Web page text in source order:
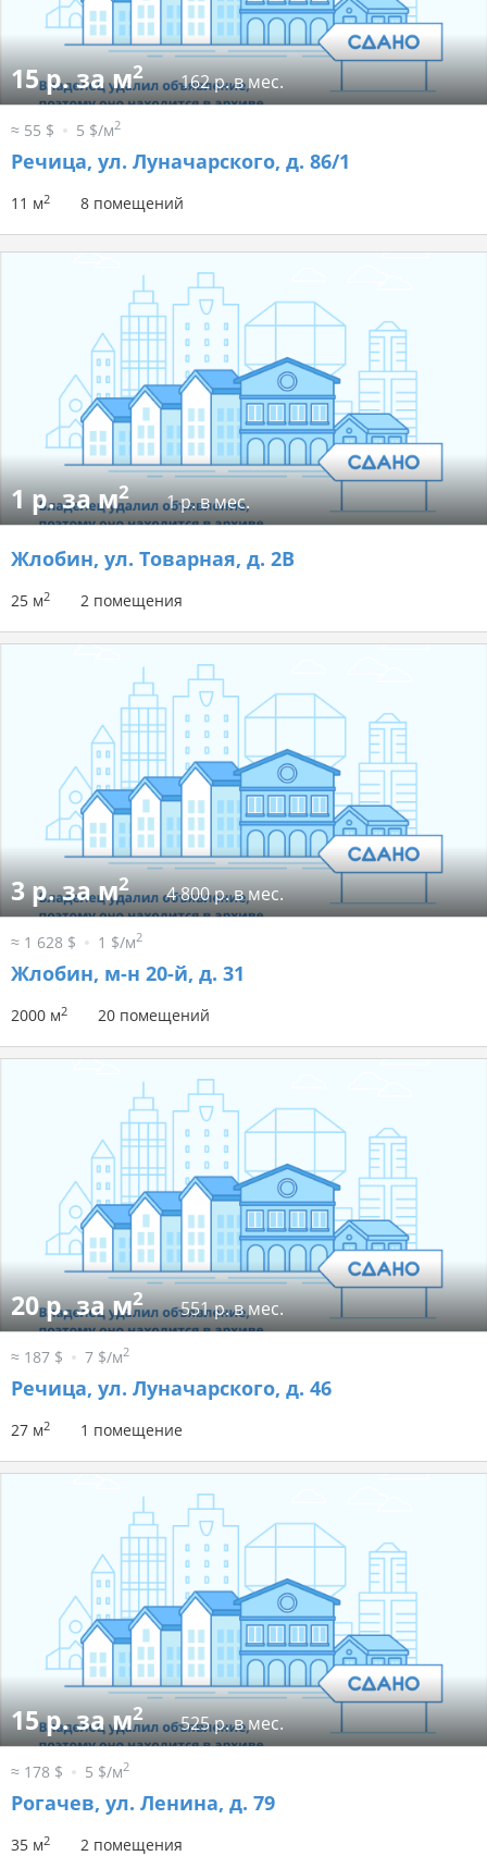
15 р. за м2 162 р. в мес.
≈ 55 $ 5 $/м2
Речица, ул. Луначарского, д. 86/1
11 м2 8 помещений
1 р. за м2 1 р. в мес.
Жлобин, ул. Товарная, д. 2В
25 м2 2 помещения
3 р. за м2 4 800 р. в мес.
≈ 1 628 $ 1 $/м2
Жлобин, м-н 20-й, д. 31
2000 м2 20 помещений
20 р. за м2 551 р. в мес.
≈ 187 $ 7 $/м2
Речица, ул. Луначарского, д. 46
27 м2 1 помещение
15 р. за м2 525 р. в мес.
≈ 178 $ 5 $/м2
Рогачев, ул. Ленина, д. 79
35 м2 2 помещения